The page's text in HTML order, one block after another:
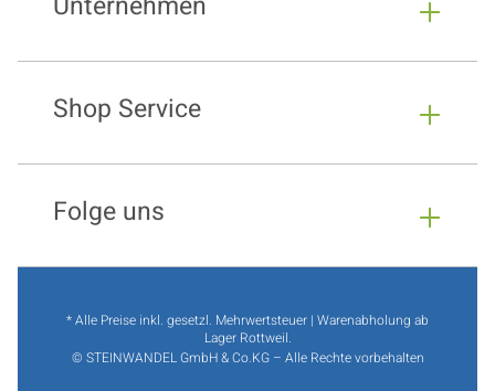
Shop Service
Folge uns
* Alle Preise inkl. gesetzl. Mehrwertsteuer | Warenabholung ab
Lager Rottweil.
© STEINWANDEL GmbH & Co.KG – Alle Rechte vorbehalten